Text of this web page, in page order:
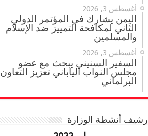
أغسطس 3, 2026
اليمن يشارك في المؤتمر الدولي
الثاني لمكافحة التمييز ضد الإسلام
والمسلمين
أغسطس 3, 2026
السفير السنيني يبحث مع عضو
مجلس النواب الياباني تعزيز التعاون
البرلماني
أرشيف أنشطة الوزارة